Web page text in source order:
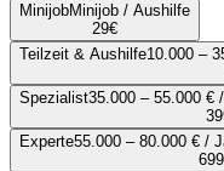
MinijobMinijob / Aushilfe
29€
Teilzeit & Aushilfe10.000 –
Spezialist35.000 – 55.000 €
Experte55.000 – 80.000 € /
699